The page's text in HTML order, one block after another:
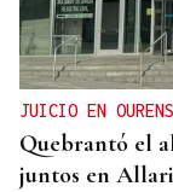
JUICIO EN
Quebrantó el
juntos en